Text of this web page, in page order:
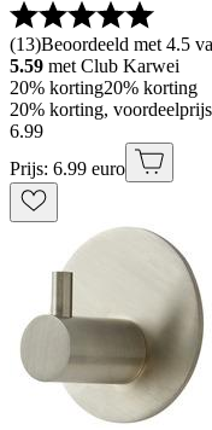
(13)Beoordeeld met 4.5
5.59 met Club Karwei
20% korting20% korting
20% korting,
6.99
Prijs: 6.99 euro